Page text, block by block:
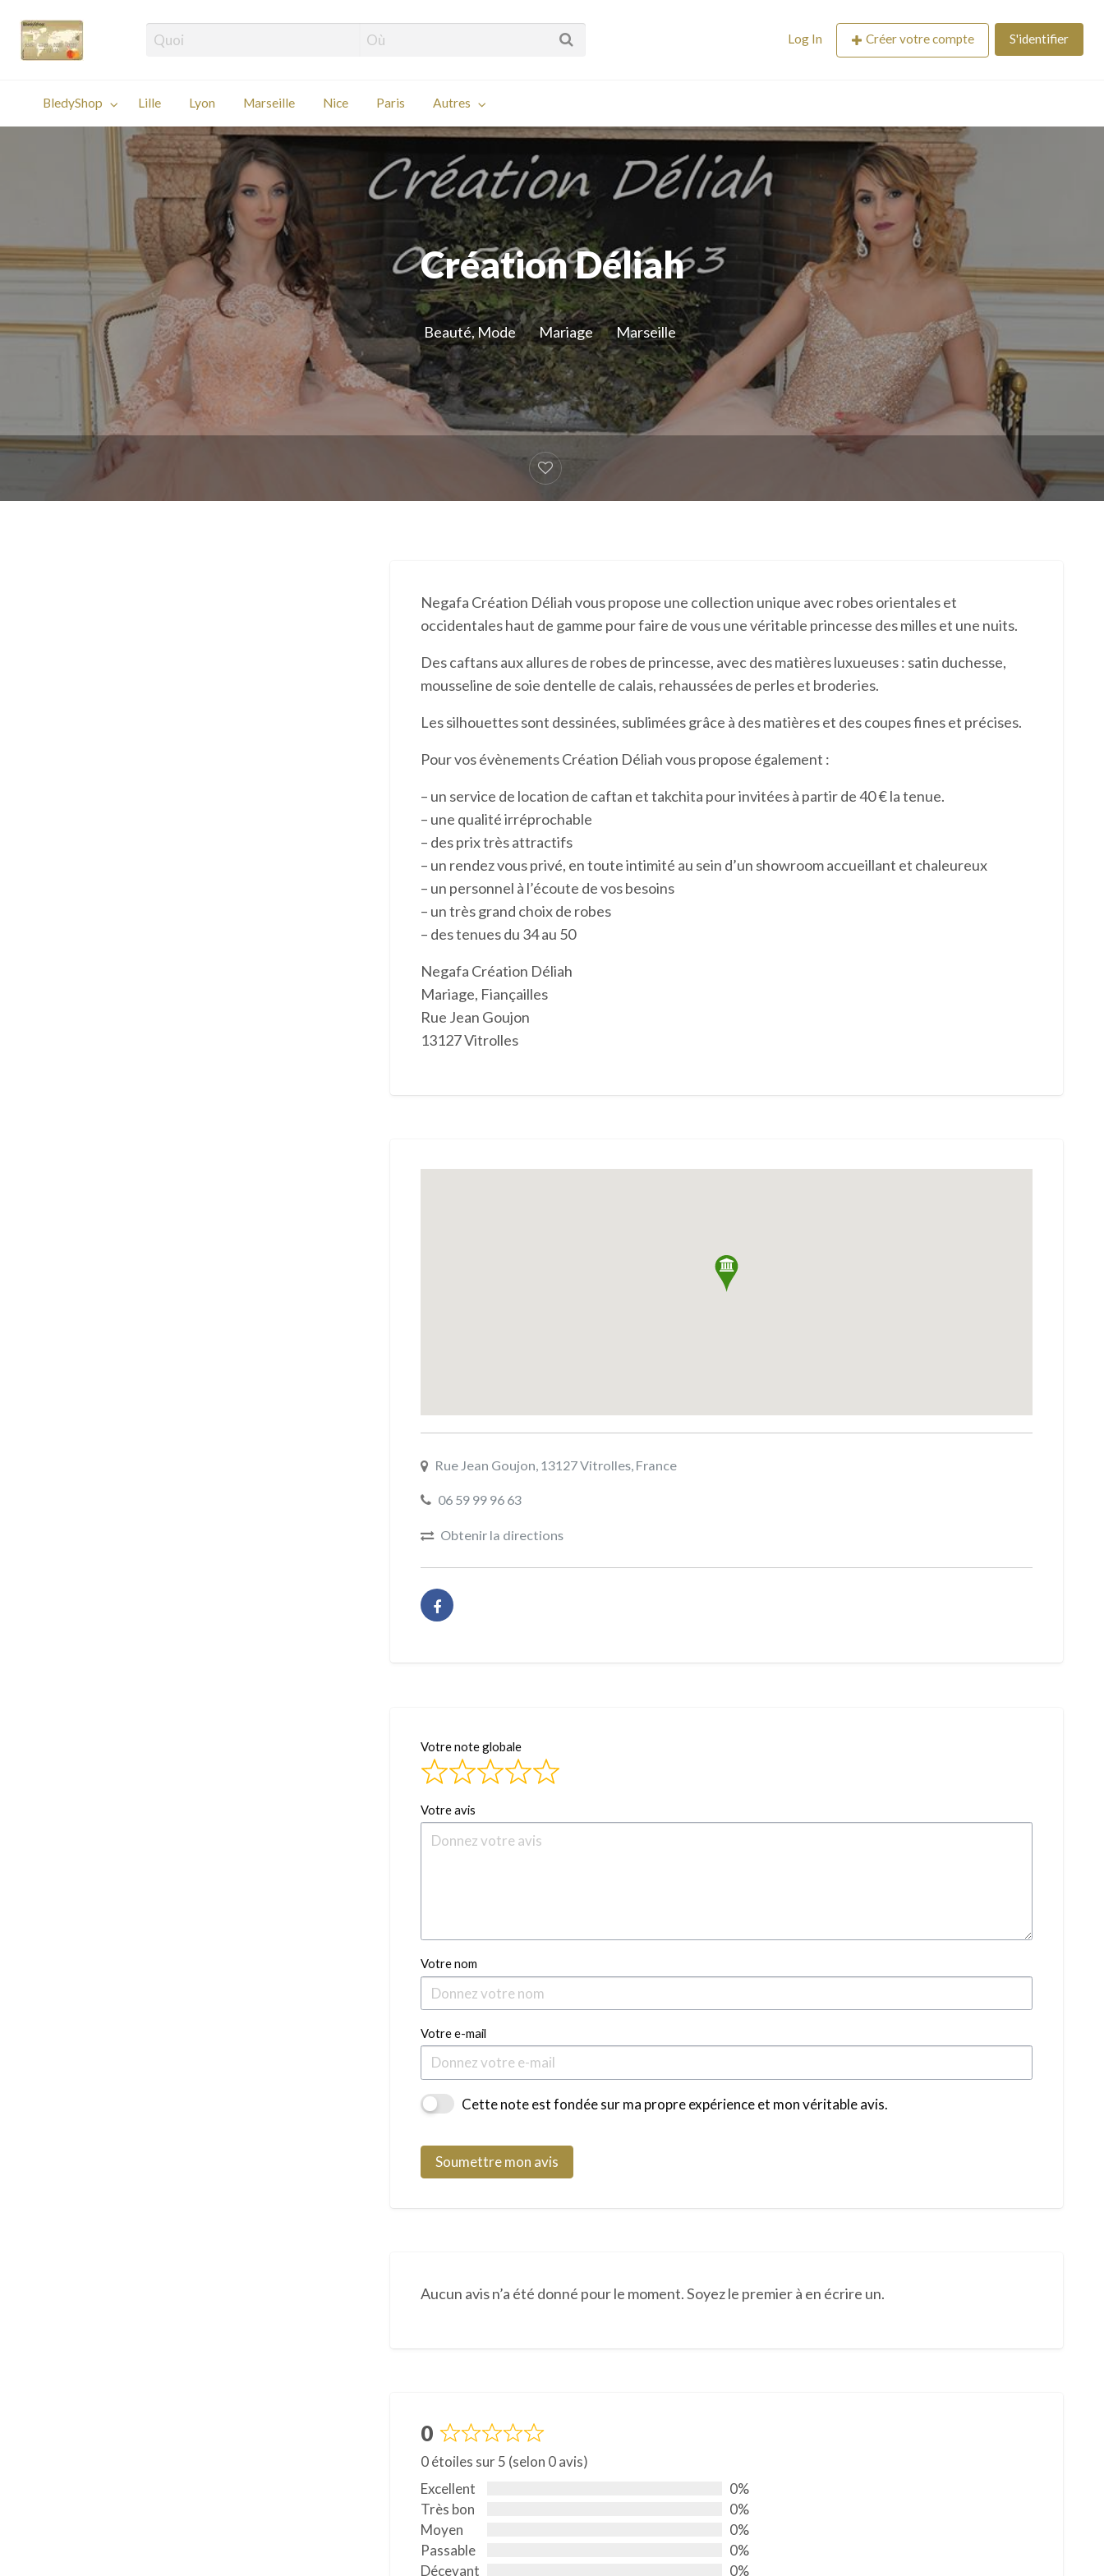
Marseille Nice Paris Autres
Log In Créer votre compte S'identifier
BledyShop Lille Lyon Marseille Nice Paris Autres
Création Déliah
Beauté, Mode Mariage Marseille
Negafa Création Déliah vous propose une collection unique avec robes orientales et
occidentales haut de gamme pour faire de vous une véritable princesse des milles et une nuits.
Des caftans aux allures de robes de princesse, avec des matières luxueuses : satin duchesse,
mousseline de soie dentelle de calais, rehaussées de perles et broderies.
Les silhouettes sont dessinées, sublimées grâce à des matières et des coupes fines et précises.
Pour vos évènements Création Déliah vous propose également :
– un service de location de caftan et takchita pour invitées à partir de 40 € la tenue.
– une qualité irréprochable
– des prix très attractifs
– un rendez vous privé, en toute intimité au sein d’un showroom accueillant et chaleureux
– un personnel à l’écoute de vos besoins
– un très grand choix de robes
– des tenues du 34 au 50
Negafa Création Déliah
Mariage, Fiançailles
Rue Jean Goujon
13127 Vitrolles
Rue Jean Goujon, 13127 Vitrolles, France
06 59 99 96 63
Obtenir la directions
Votre note globale
Votre avis
Votre nom
Votre e-mail
Cette note est fondée sur ma propre expérience et mon véritable avis.
Soumettre mon avis
Aucun avis n’a été donné pour le moment. Soyez le premier à en écrire un.
0
N
o
t
é
0
s
u
0 étoiles sur 5 (selon 0 avis)
Excellent
0%
Très bon
0%
Moyen
0%
Passable
0%
Décevant
0%